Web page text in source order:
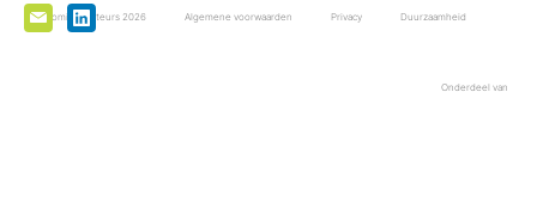
De Boominspecteurs 2026 Algemene voorwaarden Privacy Duurzaamheid
Onderdeel van